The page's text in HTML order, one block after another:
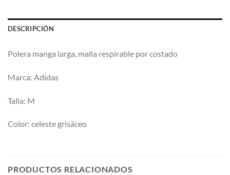
DESCRIPCIÓN
Polera manga larga, malla respirable por costado
Marca: Adidas
Talla: M
Color: celeste grisáceo
PRODUCTOS RELACIONADOS